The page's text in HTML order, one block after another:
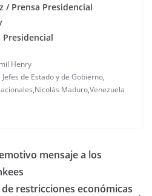
/ Prensa Presidencial
Presidencial
Henry
de Estado y de Gobierno,
,Nicolás Maduro,Venezuela
mensaje a los
restricciones económicas